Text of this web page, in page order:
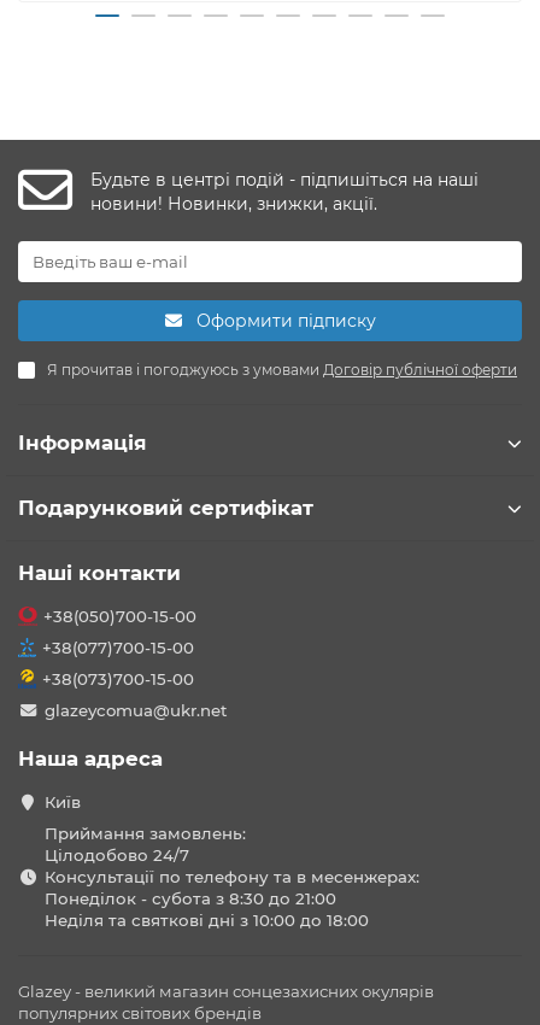
Будьте в центрі подій - підпишіться на наші
новини! Новинки, знижки, акції.
Оформити підписку
Я прочитав і погоджуюсь з умовами Договір публічної оферти
Інформація
Подарунковий сертифікат
Наші контакти
+38(050)700-15-00
+38(077)700-15-00
+38(073)700-15-00
glazeycomua@ukr.net
Наша адреса
Київ
Приймання замовлень:
Цілодобово 24/7
Консультації по телефону та в месенжерах:
Понеділок - субота з 8:30 до 21:00
Неділя та святкові дні з 10:00 до 18:00
Glazey - великий магазин сонцезахисних окулярів
популярних світових брендів